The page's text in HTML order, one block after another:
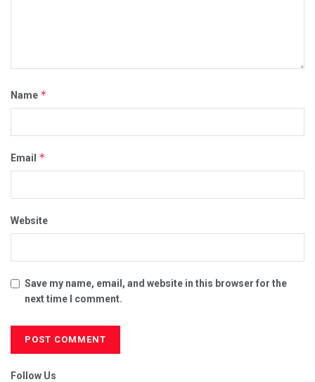
Name *
Email *
Website
Save my name, email, and website in this browser for the
next time I comment.
Follow Us